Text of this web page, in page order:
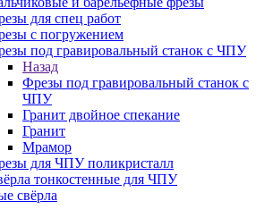
для спец работ
с погружением
под гравировальный станок с ЧПУ
Назад
Фрезы под гравировальный станок с
ЧПУ
Гранит двойное спекание
Гранит
Мрамор
для ЧПУ поликристалл
тонкостенные для ЧПУ
свёрла